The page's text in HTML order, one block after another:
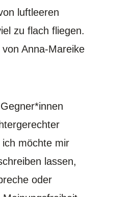
luftleeren
zu flach fliegen.
Anna-Mareike
ich möchte mir
lassen,
oder